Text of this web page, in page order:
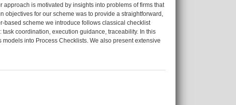
is motivated by insights into problems of firms that
objectives for our scheme was to provide a straightforward,
based scheme we introduce follows classical checklist
coordination, execution guidance, traceability. In this
into Process Checklists. We also present extensive